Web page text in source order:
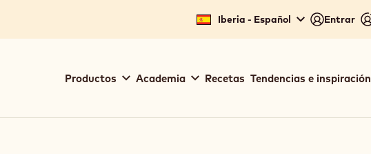
Iberia - Español Entrar
navigation
Productos Academia Recetas Tendencias e inspiración